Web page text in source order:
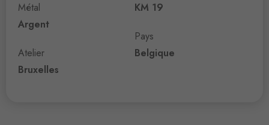
Métal
Argent
Atelier
Bruxelles
KM 19
Pays
Belgique